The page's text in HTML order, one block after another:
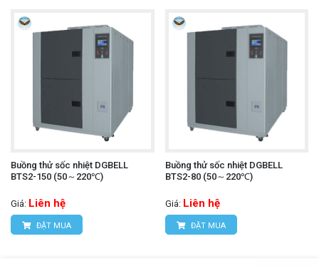
Buồng thử sốc nhiệt DGBELL
BTS2-150 (50～220℃)
Giá: Liên hệ
ĐẶT MUA
Buồng thử sốc nhiệt DGBELL
BTS2-80 (50～220℃)
Giá: Liên hệ
ĐẶT MUA